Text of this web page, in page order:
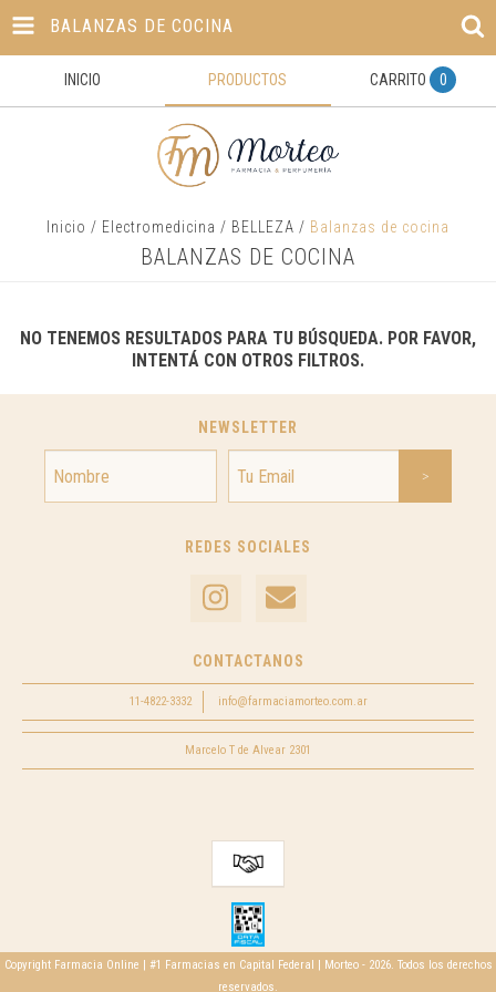
BALANZAS DE COCINA
INICIO PRODUCTOS CARRITO 0
Inicio / Electromedicina / BELLEZA / Balanzas de cocina
BALANZAS DE COCINA
NO TENEMOS RESULTADOS PARA TU BÚSQUEDA. POR FAVOR,
INTENTÁ CON OTROS FILTROS.
NEWSLETTER
REDES SOCIALES
CONTACTANOS
11-4822-3332 info@farmaciamorteo.com.ar
Marcelo T de Alvear 2301
Copyright Farmacia Online | #1 Farmacias en Capital Federal | Morteo - 2026. Todos los derechos
reservados.